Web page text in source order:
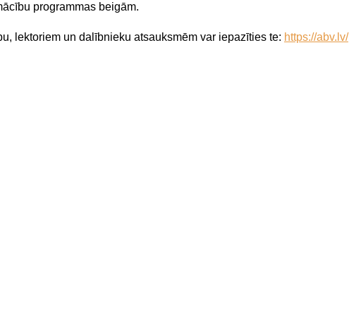
programmas beigām.
lektoriem un dalībnieku atsauksmēm var iepazīties te: https://abv.lv/